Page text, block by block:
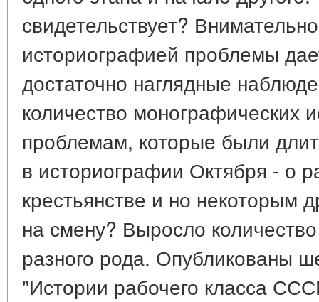
свидетельствует?
историографией проблемы
достаточно наглядные
количество монографических
проблемам, которые были
в историографии Октября - о
крестьянстве и но некоторым
на смену? Выросло
разного рода. Опубликованы
"Истории рабочего класса